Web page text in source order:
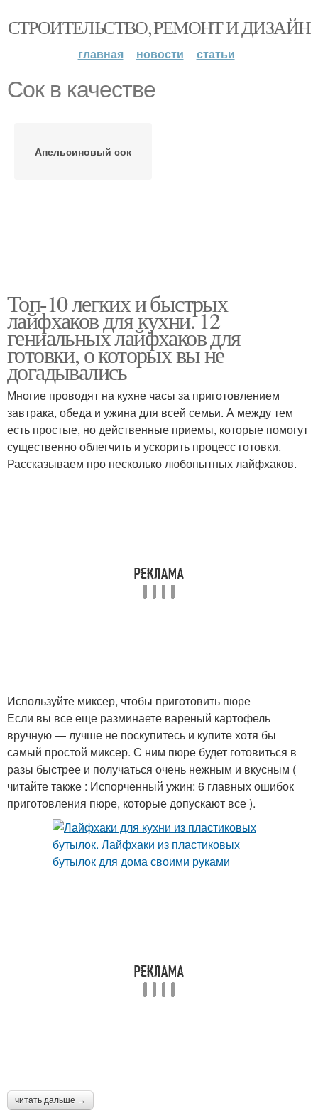
СТРОИТЕЛЬСТВО, РЕМОНТ И ДИЗАЙН
главная новости статьи
Сок в качестве
Апельсиновый сок
Топ-10 легких и быстрых
лайфхаков для кухни. 12
гениальных лайфхаков для
готовки, о которых вы не
догадывались
Многие проводят на кухне часы за приготовлением
завтрака, обеда и ужина для всей семьи. А между тем
есть простые, но действенные приемы, которые помогут
существенно облегчить и ускорить процесс готовки.
Рассказываем про несколько любопытных лайфхаков.
Используйте миксер, чтобы приготовить пюре
Если вы все еще разминаете вареный картофель
вручную — лучше не поскупитесь и купите хотя бы
самый простой миксер. С ним пюре будет готовиться в
разы быстрее и получаться очень нежным и вкусным (
читайте также : Испорченный ужин: 6 главных ошибок
приготовления пюре, которые допускают все ).
читать дальше →